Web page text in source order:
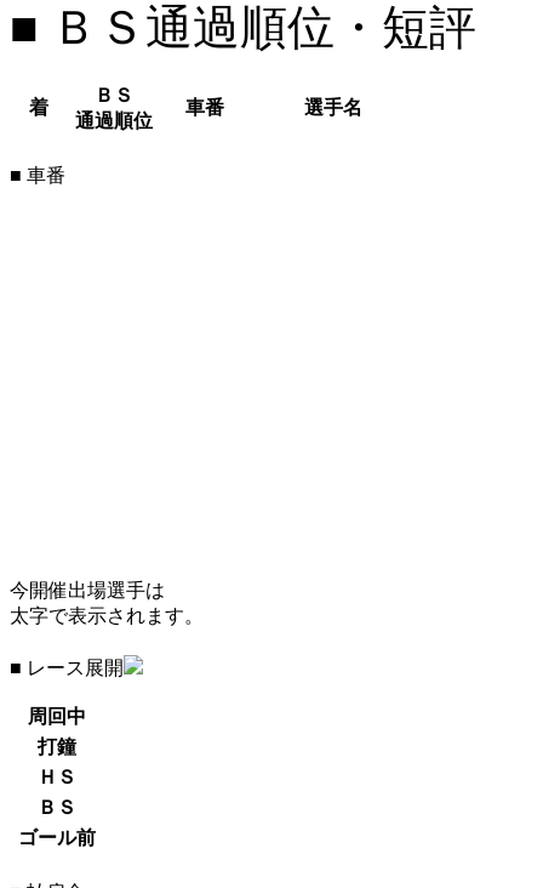
■ ＢＳ通過順位・短評
着
ＢＳ
通過順位
車番 選手名
■ 車番
今開催出場選手は
太字で表示されます。
■ レース展開
周回中
打鐘
ＨＳ
ＢＳ
ゴール前